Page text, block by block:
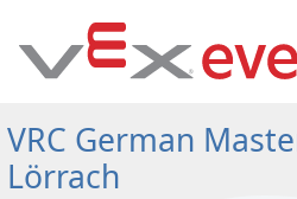
VRC German
Lörrach